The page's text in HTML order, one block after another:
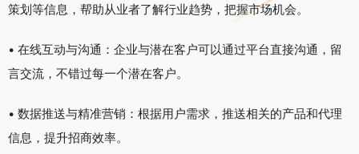
策划等信息，帮助从业者了解行业趋势，把握市场机会。
• 在线互动与沟通：企业与潜在客户可以通过平台直接沟通，留
言交流，不错过每一个潜在客户。
• 数据推送与精准营销：根据用户需求，推送相关的产品和代理
信息，提升招商效率。